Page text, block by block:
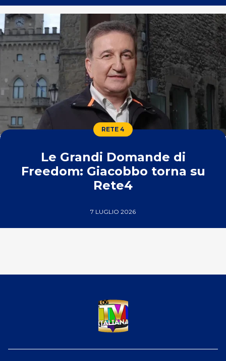
RETE 4
Le Grandi Domande di
Freedom: Giacobbo torna su
Rete4
7 LUGLIO 2026